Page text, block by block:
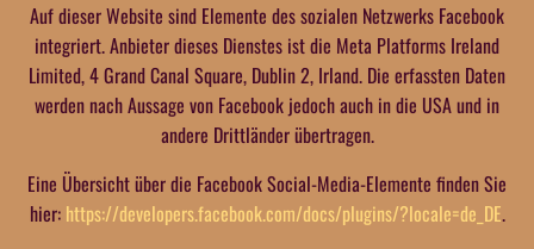
Auf dieser Website sind Elemente des sozialen Netzwerks Facebook
integriert. Anbieter dieses Dienstes ist die Meta Platforms Ireland
Limited, 4 Grand Canal Square, Dublin 2, Irland. Die erfassten Daten
werden nach Aussage von Facebook jedoch auch in die USA und in
andere Drittländer übertragen.
Eine Übersicht über die Facebook Social-Media-Elemente finden Sie
hier: https://developers.facebook.com/docs/plugins/?locale=de_DE.